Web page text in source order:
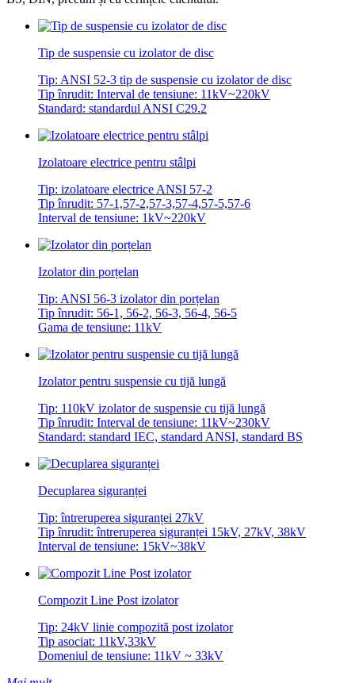
Tip de suspensie cu izolator de disc
Tip: ANSI 52-3 tip de suspensie cu izolator de disc
Tip înrudit: Interval de tensiune: 11kV~220kV
Standard: standardul ANSI C29.2
Izolatoare electrice pentru stâlpi
Tip: izolatoare electrice ANSI 57-2
Tip înrudit: 57-1,57-2,57-3,57-4,57-5,57-6
Interval de tensiune: 1kV~220kV
Izolator din porțelan
Tip: ANSI 56-3 izolator din porțelan
Tip înrudit: 56-1, 56-2, 56-3, 56-4, 56-5
Gama de tensiune: 11kV
Izolator pentru suspensie cu tijă lungă
Tip: 110kV izolator de suspensie cu tijă lungă
Tip înrudit: Interval de tensiune: 11kV~230kV
Standard: standard IEC, standard ANSI, standard BS
Decuplarea siguranței
Tip: întreruperea siguranței 27kV
Tip înrudit: întreruperea siguranței 15kV, 27kV, 38kV
Interval de tensiune: 15kV~38kV
Compozit Line Post izolator
Tip: 24kV linie compozită post izolator
Tip asociat: 11kV,33kV
Domeniul de tensiune: 11kV ~ 33kV